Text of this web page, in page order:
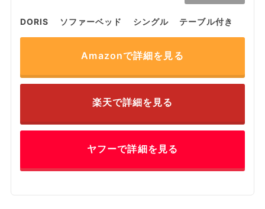
DORIS ソファーベッド シングル テーブル付き
Amazonで詳細を見る
楽天で詳細を見る
ヤフーで詳細を見る